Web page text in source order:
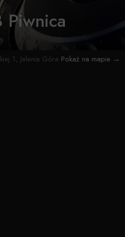
Piwnica
1, Jelenia Góra Pokaż na mapie →